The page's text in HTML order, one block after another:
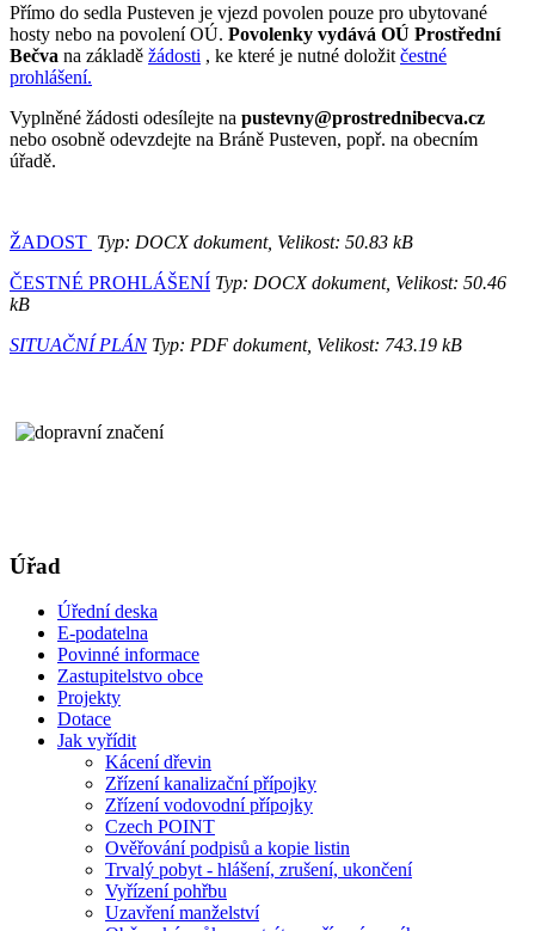
Přímo do sedla Pusteven je vjezd povolen pouze pro ubytované
hosty nebo na povolení OÚ. Povolenky vydává OÚ Prostřední
Bečva na základě žádosti , ke které je nutné doložit čestné
prohlášení.
Vyplněné žádosti odesílejte na pustevny@prostrednibecva.cz
nebo osobně odevzdejte na Bráně Pusteven, popř. na obecním
úřadě.
ŽADOST Typ: DOCX dokument, Velikost: 50.83 kB
ČESTNÉ PROHLÁŠENÍ Typ: DOCX dokument, Velikost: 50.46
kB
SITUAČNÍ PLÁNTyp: PDF dokument, Velikost: 743.19 kB
Úřad
Úřední deska
E-podatelna
Povinné informace
Zastupitelstvo obce
Projekty
Dotace
Jak vyřídit
Kácení dřevin
Zřízení kanalizační přípojky
Zřízení vodovodní přípojky
Czech POINT
Ověřování podpisů a kopie listin
Trvalý pobyt - hlášení, zrušení, ukončení
Vyřízení pohřbu
Uzavření manželství